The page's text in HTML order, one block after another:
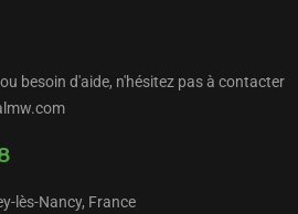
besoin d'aide, n'hésitez pas à contacter
lès-Nancy, France